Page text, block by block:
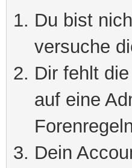
Du bist
versuche
Dir fehlt
auf eine
Dein